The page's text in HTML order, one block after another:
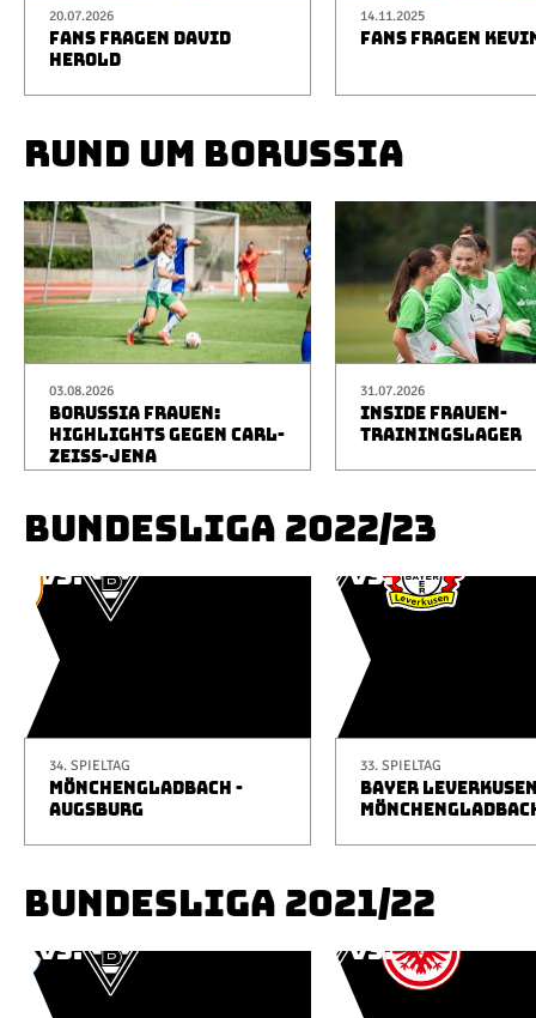
20.07.2026
FANS FRAGEN DAVID
HEROLD
14.11.2025
FANS FRAGEN
RUND UM BORUSSIA
03.08.2026
BORUSSIA FRAUEN:
HIGHLIGHTS GEGEN CARL-
ZEISS-JENA
31.07.2026
INSIDE FRAUEN-
TRAININGSLAGER
BUNDESLIGA 2022/23
34. SPIELTAG
MÖNCHENGLADBACH -
AUGSBURG
33. SPIELTAG
BAYER
BUNDESLIGA 2021/22